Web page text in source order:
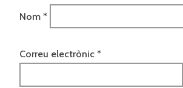
Nom *
Correu electrònic *